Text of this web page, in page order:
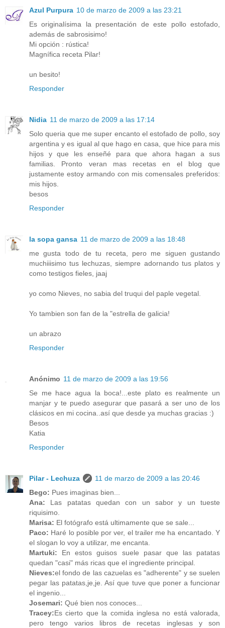
Azul Purpura 10 de marzo de 2009 a las 23:21
Es originalísima la presentación de este pollo estofado,
además de sabrosisimo!
Mi opción : rústica!
Magnífica receta Pilar!
un besito!
Responder
Nidia 11 de marzo de 2009 a las 17:14
Solo queria que me super encanto el estofado de pollo, soy
argentina y es igual al que hago en casa, que hice para mis
hijos y que les enseñé para que ahora hagan a sus
familias. Pronto veran mas recetas en el blog que
justamente estoy armando con mis comensales preferidos:
mis hijos.
besos
Responder
la sopa gansa 11 de marzo de 2009 a las 18:48
me gusta todo de tu receta, pero me siguen gustando
muchiiisimo tus lechuzas, siempre adornando tus platos y
como testigos fieles, jaaj
yo como Nieves, no sabia del truqui del paple vegetal.
Yo tambien son fan de la "estrella de galicia!
un abrazo
Responder
Anónimo 11 de marzo de 2009 a las 19:56
Se me hace agua la boca!...este plato es realmente un
manjar y te puedo asegurar que pasará a ser uno de los
clásicos en mi cocina..así que desde ya muchas gracias :)
Besos
Katia
Responder
Pilar - Lechuza
11 de marzo de 2009 a las 20:46
Bego: Pues imaginas bien...
Ana: Las patatas quedan con un sabor y un tueste
riquisimo.
Marisa: El fotógrafo está ultimamente que se sale...
Paco: Haré lo posible por ver, el trailer me ha encantado. Y
el slogan lo voy a utilizar, me encanta.
Martuki: En estos guisos suele pasar que las patatas
quedan "casi" más ricas que el ingrediente principal.
Nieves:el fondo de las cazuelas es "adherente" y se suelen
pegar las patatas,je,je. Así que tuve que poner a funcionar
el ingenio...
Josemari: Qué bien nos conoces...
Tracey:Es cierto que la comida inglesa no está valorada,
pero tengo varios libros de recetas inglesas y son